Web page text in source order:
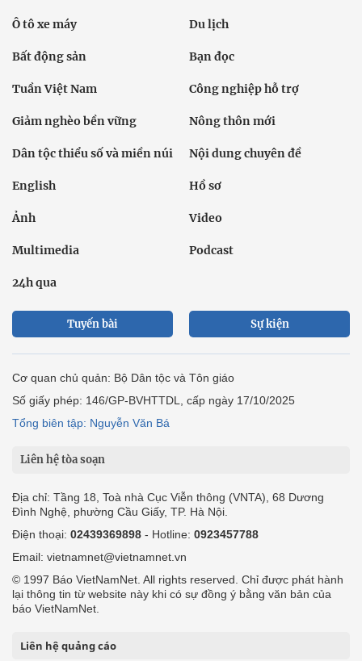
Ô tô xe máy Du lịch
Bất động sản Bạn đọc
Tuần Việt Nam Công nghiệp hỗ trợ
Giảm nghèo bền vững Nông thôn mới
Dân tộc thiểu số và miền núi Nội dung chuyên đề
English Hồ sơ
Ảnh Video
Multimedia Podcast
24h qua
Tuyến bài Sự kiện
Cơ quan chủ quản: Bộ Dân tộc và Tôn giáo
Số giấy phép: 146/GP-BVHTTDL, cấp ngày 17/10/2025
Tổng biên tập: Nguyễn Văn Bá
Liên hệ tòa soạn
Địa chỉ: Tầng 18, Toà nhà Cục Viễn thông (VNTA), 68 Dương
Đình Nghệ, phường Cầu Giấy, TP. Hà Nội.
Điện thoại: 02439369898 - Hotline: 0923457788
Email: vietnamnet@vietnamnet.vn
© 1997 Báo VietNamNet. All rights reserved. Chỉ được phát hành
lại thông tin từ website này khi có sự đồng ý bằng văn bản của
báo VietNamNet.
Liên hệ quảng cáo